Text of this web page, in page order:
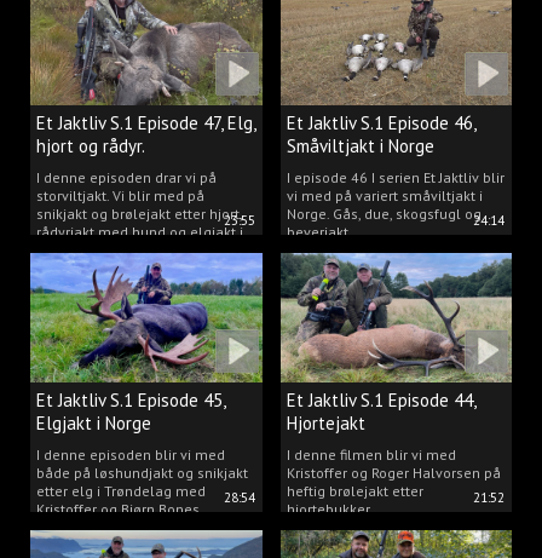
23:55
Et Jaktliv S.1 Episode 47, Elg,
hjort og rådyr.
I denne episoden drar vi på
storviltjakt. Vi blir med på
snikjakt og brølejakt etter hjort,
rådyrjakt med hund og elgjakt i
Trøndelag.
24:14
Et Jaktliv S.1 Episode 46,
Småviltjakt i Norge
I episode 46 I serien Et Jaktliv blir
vi med på variert småviltjakt i
Norge. Gås, due, skogsfugl og
beverjakt.
28:54
Et Jaktliv S.1 Episode 45,
Elgjakt i Norge
I denne episoden blir vi med
både på løshundjakt og snikjakt
etter elg i Trøndelag med
Kristoffer og Bjørn Bones
21:52
Et Jaktliv S.1 Episode 44,
Hjortejakt
I denne filmen blir vi med
Kristoffer og Roger Halvorsen på
heftig brølejakt etter
hjortebukker.